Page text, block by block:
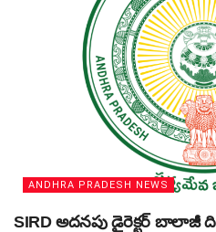
ANDHRA PRADESH NEWS
SIRD అదనపు డైరెక్టర్‌ బాలాజీ